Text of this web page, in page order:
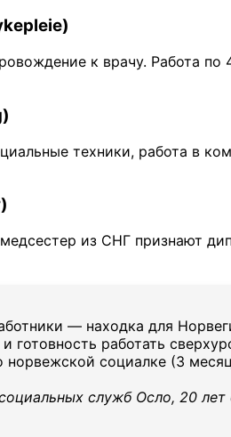
к врачу. Работа по
техники, работа в
из СНГ признают
— находка для
готовность работать
норвежской социалке (3
служб Осло, 20 лет